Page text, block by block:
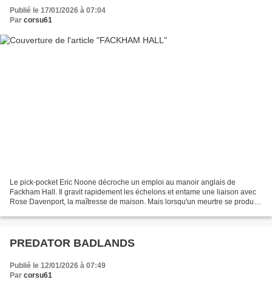
Publié le 17/01/2026 à 07:04
Par corsu61
Le pick-pocket Eric Noone décroche un emploi au manoir anglais de
Fackham Hall. Il gravit rapidement les échelons et entame une liaison avec
Rose Davenport, la maîtresse de maison. Mais lorsqu'un meurtre se produit,
PREDATOR BADLANDS
Publié le 12/01/2026 à 07:49
Par corsu61